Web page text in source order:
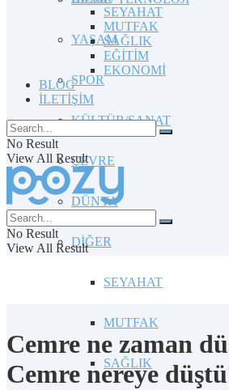
YAŞAM
SPOR
KÜLTÜR/SANAT
ÇEVRE
DÜNYA
DİĞER
SEYAHAT
MUTFAK
SAĞLIK
SEYAHAT
MUTFAK
SAĞLIK
EĞİTİM
EKONOMİ
BLOG
İLETİŞİM
No Result
View All Result
No Result
View All Result
Cemre ne zaman
Cemre nereye